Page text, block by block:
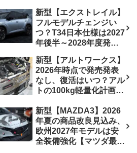
発売される可能性は【ト
ヨタ最新情報デザイン予
想画像】スライドドア装
備の要望も
新型【エクストレイル】
フルモデルチェンジい
つ？T34日本仕様は2027
年後半～2028年度発売
米ローグe-POWERは
2026年後半投入へ
新型【アルトワークス】
2026年時点で発売発表
なし、復活はいつ？アル
トの100kg軽量化計画は
処、5MTターボとアルト
スピリットに期待【スズ
キ最新情報】
新型【MAZDA3】2026
年夏の商品改良見込み、
欧州2027年モデルは安
全装備強化【マツダ最新